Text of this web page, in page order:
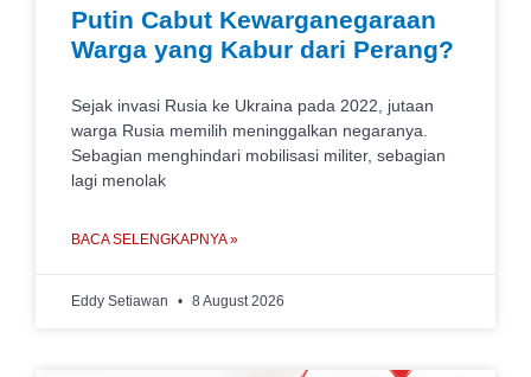
Putin Cabut Kewarganegaraan
Warga yang Kabur dari Perang?
Sejak invasi Rusia ke Ukraina pada 2022, jutaan
warga Rusia memilih meninggalkan negaranya.
Sebagian menghindari mobilisasi militer, sebagian
lagi menolak
BACA SELENGKAPNYA »
Eddy Setiawan 8 August 2026